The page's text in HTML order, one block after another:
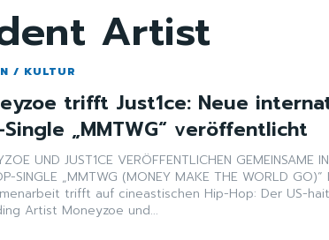
Artist
/ KULTUR
trifft Just1ce: Neue
Single „MMTWG“ veröffentlicht
UND JUST1CE VERÖFFENTLICHEN GEMEINSAME
SINGLE „MMTWG (MONEY MAKE THE WORLD GO)“ Internationale
trifft auf cineastischen Hip-Hop: Der US-
Artist Moneyzoe und...